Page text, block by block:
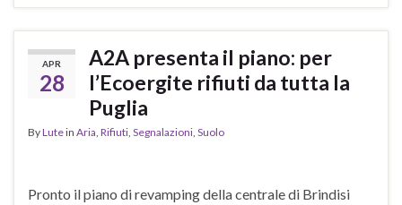
APR
28
A2A presenta il piano: per
l’Ecoergite rifiuti da tutta la
Puglia
ByLutein Aria Rifiuti Segnalazioni Suolo
Pronto il piano di revamping della centrale di Brindisi